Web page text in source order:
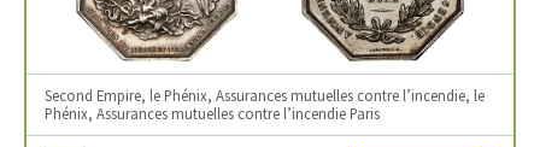
Second Empire, le Phénix, Assurances mutuelles contre l’incendie, le
Phénix, Assurances mutuelles contre l’incendie Paris